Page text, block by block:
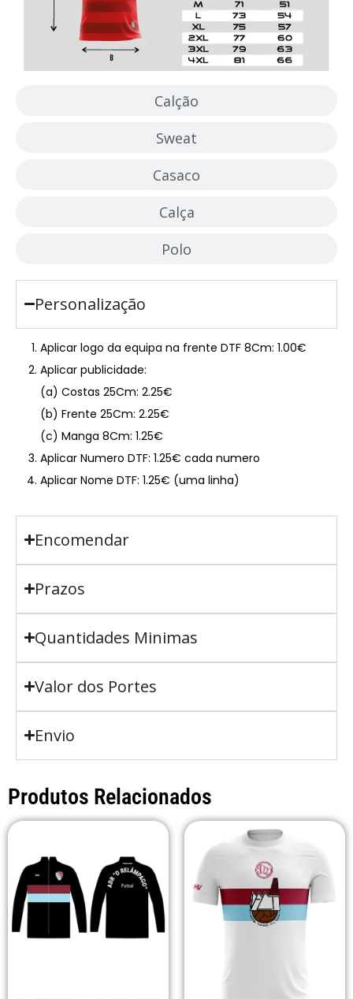
Calção
Sweat
Casaco
Calça
Polo
Personalização
Aplicar logo da equipa na frente DTF 8Cm: 1.00€
Aplicar publicidade:
(a) Costas 25Cm: 2.25€
(b) Frente 25Cm: 2.25€
(c) Manga 8Cm: 1.25€
Aplicar Numero DTF: 1.25€ cada numero
Aplicar Nome DTF: 1.25€ (uma linha)
Encomendar
Prazos
Quantidades Minimas
Valor dos Portes
Envio
Produtos Relacionados